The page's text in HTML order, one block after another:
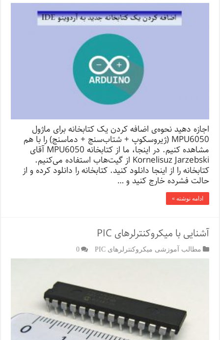
اجازه دهید نحوه‌ی اضافه کردن یک کتابخانه برای ماژول
MPU6050 (ژیروسکوپ + شتاب‌سنج + دماسنج) را با هم
مشاهده کنیم. در اینجا، ما از کتابخانه MPU6050 آقای
Kornelisuz Jarzebski از گیت‌هاب استفاده می‌کنیم.
کتابخانه را از اینجا دانلود کنید. کتابخانه را دانلود کرده و از
حالت فشرده خارج کنید و …
ادامه نوشته »
آشنایی با میکروکنترلرهای PIC
مطالب آموزشی میکروکنترلرهای PIC 0